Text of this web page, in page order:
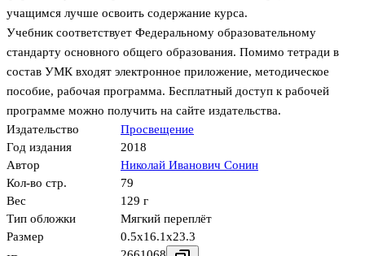
учащимся лучше освоить содержание курса.
Учебник соответствует Федеральному образовательному
стандарту основного общего образования. Помимо тетради в
состав УМК входят электронное приложение, методическое
пособие, рабочая программа. Бесплатный доступ к рабочей
программе можно получить на сайте издательства.
Издательство
Просвещение
Год издания
2018
Автор
Николай Иванович Сонин
Кол-во стр.
79
Вес
129 г
Тип обложки
Мягкий переплёт
Размер
0.5x16.1x23.3